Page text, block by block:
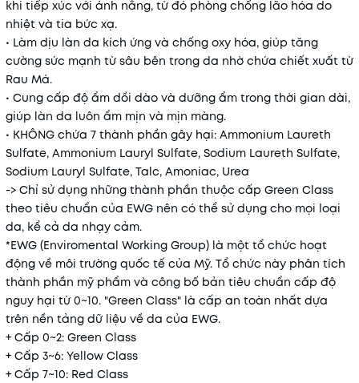
khi tiếp xúc với ánh nắng, từ đó phòng chống lão hóa do
nhiệt và tia bức xạ.
• Làm dịu làn da kích ứng và chống oxy hóa, giúp tăng
cường sức mạnh từ sâu bên trong da nhờ chứa chiết xuất từ
Rau Má.
• Cung cấp độ ẩm dồi dào và dưỡng ẩm trong thời gian dài,
giúp làn da luôn ẩm mịn và mịn màng.
• KHÔNG chứa 7 thành phần gây hại: Ammonium Laureth
Sulfate, Ammonium Lauryl Sulfate, Sodium Laureth Sulfate,
Sodium Lauryl Sulfate, Talc, Amoniac, Urea
-> Chỉ sử dụng những thành phần thuộc cấp Green Class
theo tiêu chuẩn của EWG nên có thể sử dụng cho mọi loại
da, kể cả da nhạy cảm.
*EWG (Enviromental Working Group) là một tổ chức hoạt
động về môi trường quốc tế của Mỹ. Tổ chức này phân tích
thành phần mỹ phẩm và công bố bản tiêu chuẩn cấp độ
nguy hại từ 0~10. "Green Class" là cấp an toàn nhất dựa
trên nền tảng dữ liệu về da của EWG.
+ Cấp 0~2: Green Class
+ Cấp 3~6: Yellow Class
+ Cấp 7~10: Red Class